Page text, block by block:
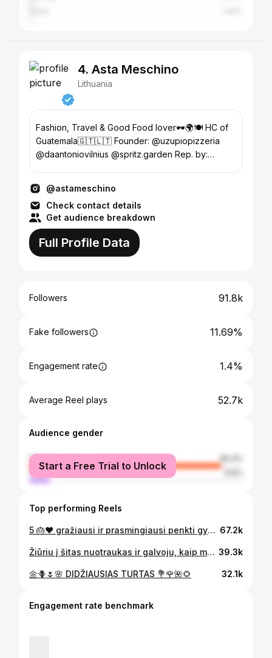
4. Asta Meschino
Lithuania
Fashion, Travel & Good Food lover🕶️🌍🍽️ HC of
Guatemala🇬🇹🇱🇹 Founder: @uzupiopizzeria
@daantoniovilnius @spritz.garden Rep. by:
@astameschino
Check contact details
Get audience breakdown
Full Profile Data
Followers 91.8k
Fake followers 11.69%
Engagement rate 1.4%
Average Reel plays 52.7k
Audience gender
female
90.4%
male
Start a Free Trial to Unlock
Top performing Reels
5 🎂❤️ gražiausi ir prasmingiausi penkti gyvenimo metai SU TAVIMI, ISABELLE ❤️❤️❤️❤️❤️❤️ ašaros bėga iš laimės kokį stebuklą mums Dievulis padovanojo 🙏🏽🙏🏽🙏🏽🙏🏽🙏🏽🙏🏽🙏🏽🙏🏽✨✨✨✨✨✨✨✨✨✨ 67.2k
Žiūriu į šitas nuotraukas ir galvoju, kaip man pasisekė, nes iš mūsų trijų aš esu ta, kuri jau yra mama, bet dar gali būti ir dukra. Gauti meilę ir ją duoti, kažkaip augti, mokytis iš abiejų pusių vienu metu yra visiška privilegija, labai stipru❤️ labai myliu 39.3k
🌼🪻🌷🌸 DIDŽIAUSIAS TURTAS 💐🌹🌺🌻 32.1k
Engagement rate benchmark